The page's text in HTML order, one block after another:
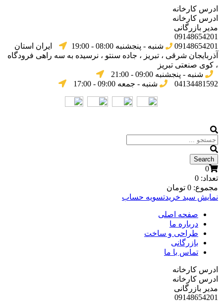
ادرس کارخانه
ادرس کارخانه
مدیر بازرگانی
09148654201
09148654201
شنبه - پنجشنبه 08:00 - 19:00
ایران استان
آذربایجان شرقی ، تبریز ، جاده سنتو ، نرسیده به سه راهی فرودگاه
، کوی صنعتی تبریز
شنبه - پنجشنبه 09:00 - 21:00
04134481592
شنبه - جمعه 09:00 - 17:00
0
تعداد: 0
مجموع: 0 تومان
نمایش سبد خریدتسویه حساب
صفحه اصلی
درباره ما
طراحی و ساخت
بازرگانی
تماس با ما
ادرس کارخانه
ادرس کارخانه
مدیر بازرگانی
09148654201